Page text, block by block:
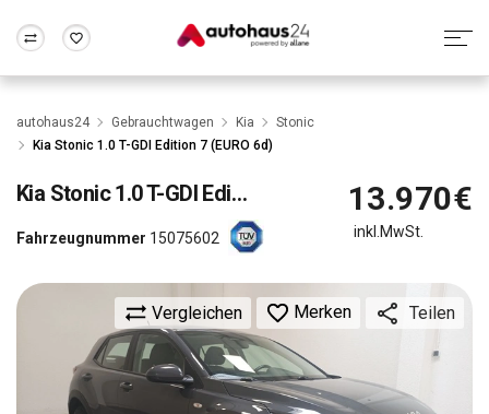
Zum Antrag
Wir bewerten dein Auto
Alle Fragen & Antworten
Rund um die Inzahlungnahme
Frankfurt Wuppertal
autohaus24 Gebrauchtwagen Kia
Stonic
Kia Stonic 1.0 T-GDI Edition 7 (EURO 6d)
Kia Stonic 1.0 T-GDI Edition 7 (EURO 6d)
Fahrzeugnummer 15075602
Vergleichen Merken Teilen
13.970€
inkl.MwSt.